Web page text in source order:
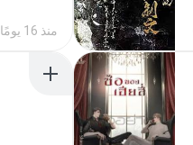
منذ 16 يومًا